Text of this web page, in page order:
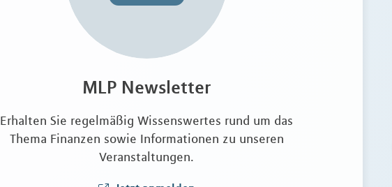
MLP Newsletter
Erhalten Sie regelmäßig Wissenswertes rund um das
Thema Finanzen sowie Informationen zu unseren
Veranstaltungen.